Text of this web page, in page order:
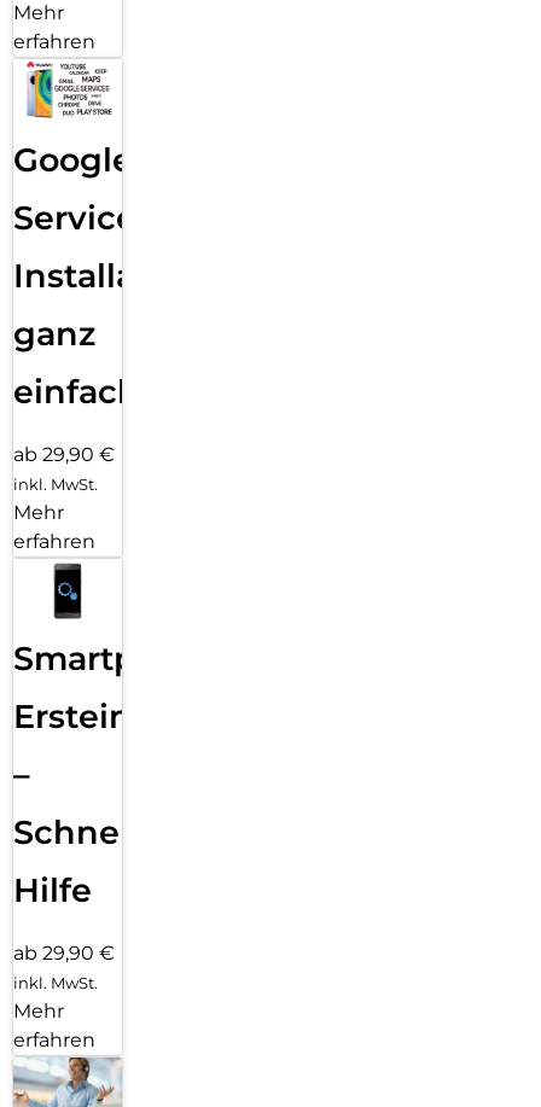
Mehr
erfahren
Google
Services
Installation
ganz
einfach
ab 29,90 €
inkl. MwSt.
Mehr
erfahren
Smartphone
Ersteinrichtung
–
Schnelle
Hilfe
ab 29,90 €
inkl. MwSt.
Mehr
erfahren